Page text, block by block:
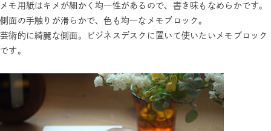
メモ用紙はキメが細かく均一性があるので、書き味もなめらかです。
側面の手触りが滑らかで、色も均一なメモブロック。
芸術的に綺麗な側面。ビジネスデスクに置いて使いたいメモブロック
です。